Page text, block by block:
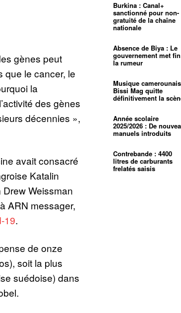
gènes peut
que le cancer, le
la
des gènes
décennies »,
avait consacré
Katalin
Weissman
ARN messager,
19.
de onze
soit la plus
suédoise) dans
d’or
Entre
mentale
01:12
à
mettra-
01:12
Mouelle
dernier
voyage
Burkina : Canal+
sanctionné pour non-
gratuité de la chaîne
nationale
Absence de Biya : Le
gouvernement met
la rumeur
Musique
Bissi Mag quitte
définitivement la
Année scolaire
2025/2026 : De
manuels introduits
Contrebande : 4400
litres de carburants
frelatés saisis